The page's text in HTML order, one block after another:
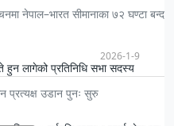
नेपाल–भारत सीमानाका ७२ घण्टा बन्द
लागेको प्रतिनिधि सभा सदस्य
नेपाल–भारत सिमानाका ७२ घण्टासम्म
2026-1-9
प्रत्यक्ष उडान पुनः सुरु